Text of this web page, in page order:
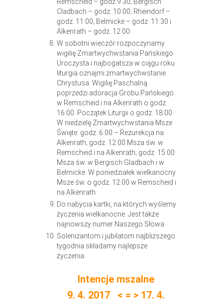
Cladbach – godz. 10:00; Rheindorf –
godz. 11:00; Belmicke – godz. 11:30 i
Alkenrath – godz. 12:00.
W sobotni wieczór rozpoczynamy
wigilię Zmartwychwstania Pańskiego.
Uroczysta i najbogatsza w ciągu roku
liturgia oznajmi zmartwychwstanie
Chrystusa. Wigilię Paschalną
poprzedzi adoracja Grobu Pańskiego
w Remscheid i na Alkenrath o godz.
16:00. Początek Liturgii o godz. 18:00.
W niedzielę Zmartwychwstania Msze
Święte: godz. 6:00 – Rezurekcja na
Alkenrath; godz. 12:00 Msza św. w
Remscheid i na Alkenrath; godz. 15:00
Msza św. w Bergisch Gladbach i w
Belmicke. W poniedziałek wielkanocny
Msze św. o godz. 12:00 w Remscheid i
na Alkenrath.
Do nabycia kartki, na których wyślemy
życzenia wielkanocne. Jest także
najnowszy numer Naszego Słowa.
Solenizantom i jubilatom najbliższego
tygodnia składamy najlepsze
życzenia.
Intencje mszalne
9. 4. 2017 < = > 17. 4.